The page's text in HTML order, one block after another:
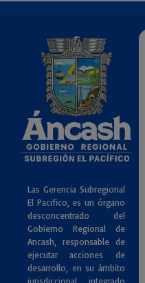
Las Gerencia Subregional
El Pacifico, es un órgano
desconcentrado del
Gobierno Regional de
Ancash, responsable de
ejecutar acciones de
desarrollo, en su ámbito